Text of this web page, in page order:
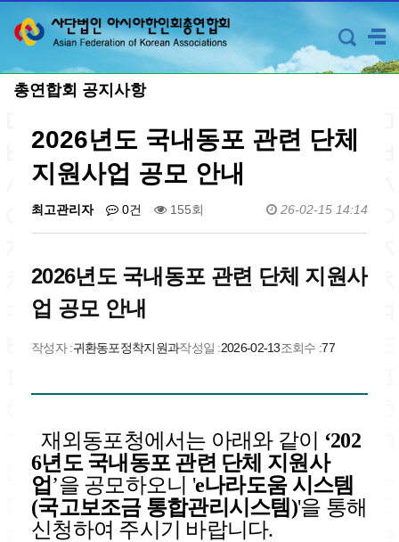
총연합회 공지사항
2026년도 국내동포 관련 단체
지원사업 공모 안내
최고관리자 0건 155회 26-02-15 14:14
2026년도 국내동포 관련 단체 지원사
업 공모 안내
작성자 :귀환동포정착지원과작성일 :2026-02-13조회수 :77
재외동포청에서는 아래와 같이 ‘202
6년도 국내동포 관련 단체 지원사
업 ’을 공모하오니 'e나라도움 시스템
(국고보조금 통합관리시스템)'을 통해
신청하여 주시기 바랍니다.